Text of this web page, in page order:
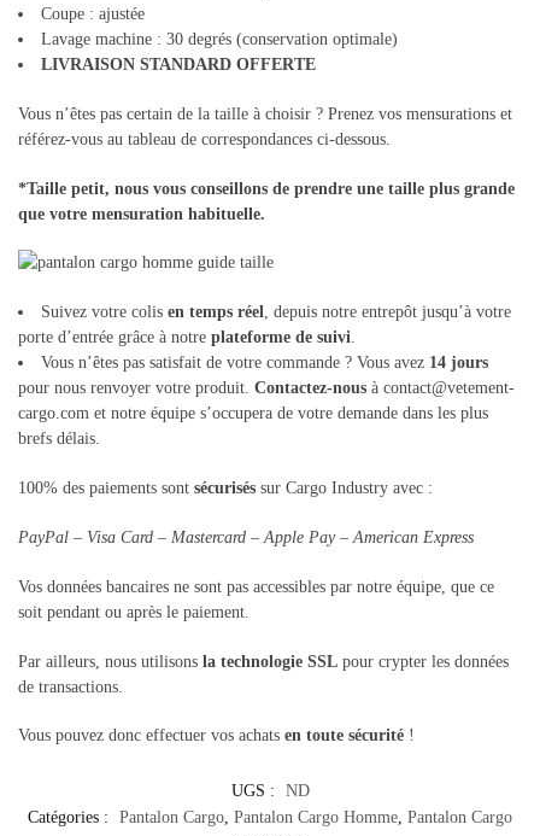
Coupe : ajustée
Lavage machine : 30 degrés (conservation optimale)
LIVRAISON STANDARD OFFERTE
Vous n’êtes pas certain de la taille à choisir ? Prenez vos mensurations et
référez-vous au tableau de correspondances ci-dessous.
*Taille petit, nous vous conseillons de prendre une taille plus grande
que votre mensuration habituelle.
Suivez votre colis en temps réel, depuis notre entrepôt jusqu’à votre
porte d’entrée grâce à notre plateforme de suivi.
Vous n’êtes pas satisfait de votre commande ? Vous avez 14 jours
pour nous renvoyer votre produit. Contactez-nous à contact@vetement-
cargo.com et notre équipe s’occupera de votre demande dans les plus
brefs délais.
100% des paiements sont sécurisés sur Cargo Industry avec :
PayPal – Visa Card – Mastercard – Apple Pay – American Express
Vos données bancaires ne sont pas accessibles par notre équipe, que ce
soit pendant ou après le paiement.
Par ailleurs, nous utilisons la technologie SSL pour crypter les données
de transactions.
Vous pouvez donc effectuer vos achats en toute sécurité !
UGS :
ND
Catégories :
Pantalon Cargo, Pantalon Cargo Homme, Pantalon Cargo